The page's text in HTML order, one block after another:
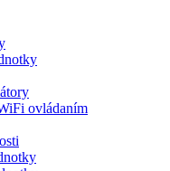
ovládaním